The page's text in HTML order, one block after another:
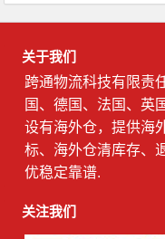
关于我们
跨通物流科技有限责
国、德国、法国、英
设有海外仓，提供海
标、海外仓清库存、
优稳定靠谱.
关注我们